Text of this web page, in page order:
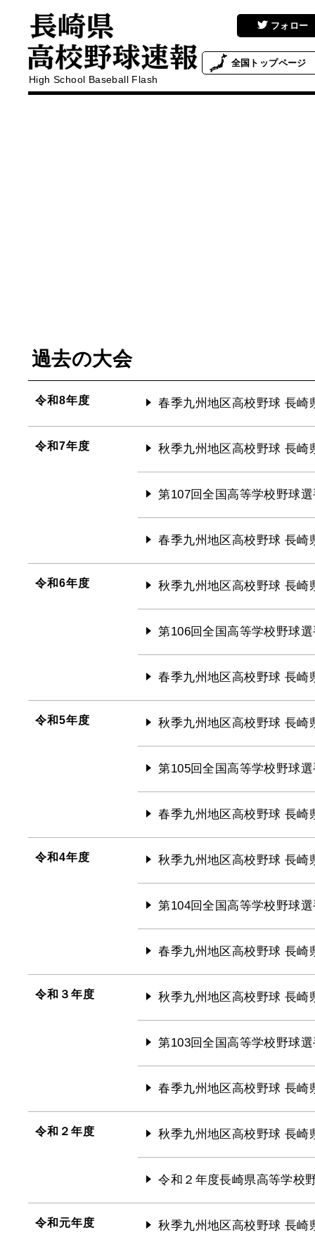
High School Baseball Flash
フォロー
全国 トップページ
過去の大会
令和8年度 春季九州地区高校野球 長崎
令和7年度 秋季九州地区高校野球 長崎
第107回全国高等学校野球
春季九州地区高校野球 長崎
令和6年度 秋季九州地区高校野球 長崎
第106回全国高等学校野球
春季九州地区高校野球 長崎
令和5年度 秋季九州地区高校野球 長崎
第105回全国高等学校野球
春季九州地区高校野球 長崎
令和4年度 秋季九州地区高校野球 長崎
第104回全国高等学校野球
春季九州地区高校野球 長崎
令和３年度 秋季九州地区高校野球 長崎
第103回全国高等学校野球
春季九州地区高校野球 長崎
令和２年度 秋季九州地区高校野球 長崎
令和２年度長崎県高等学校
令和元年度 秋季九州地区高校野球 長崎